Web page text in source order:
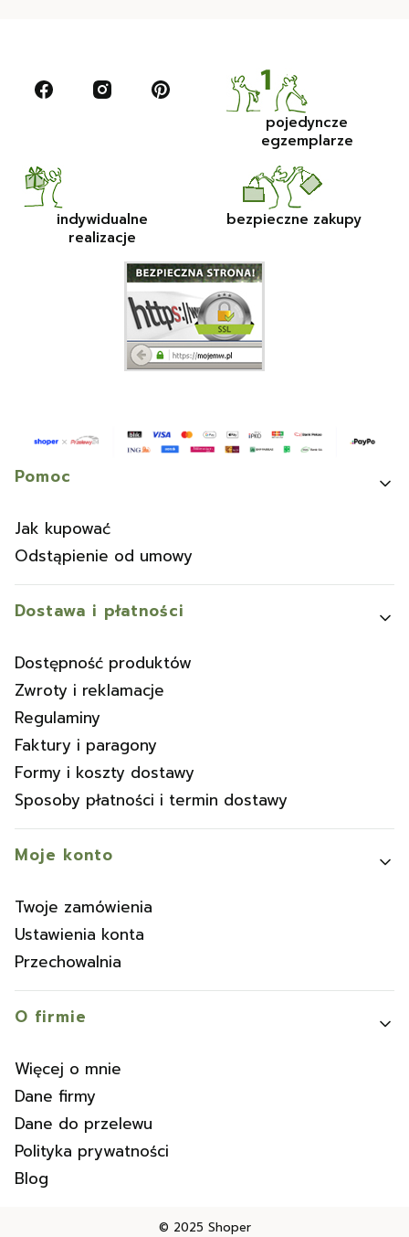
pojedyncze
egzemplarze
indywidualne
realizacje
bezpieczne zakupy
Linki w stopce
Pomoc
Jak kupować
Odstąpienie od umowy
Dostawa i płatności
Dostępność produktów
Zwroty i reklamacje
Regulaminy
Faktury i paragony
Formy i koszty dostawy
Sposoby płatności i termin dostawy
Moje konto
Twoje zamówienia
Ustawienia konta
Przechowalnia
O firmie
Więcej o mnie
Dane firmy
Dane do przelewu
Polityka prywatności
Blog
© 2025 Shoper